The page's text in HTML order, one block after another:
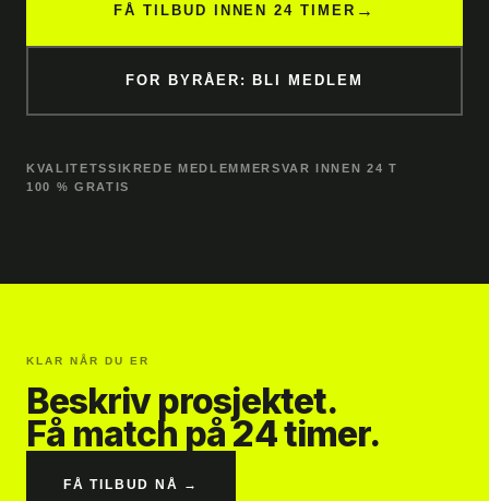
FÅ TILBUD INNEN 24 TIMER →
FOR BYRÅER: BLI MEDLEM
KVALITETSSIKREDE MEDLEMMERSVAR INNEN 24 T
100 % GRATIS
KLAR NÅR DU ER
Beskriv prosjektet.
Få match på 24 timer.
FÅ TILBUD NÅ →